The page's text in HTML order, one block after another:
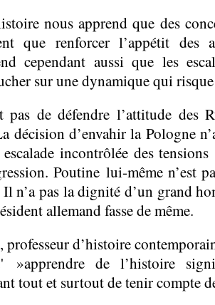
nous apprend que des
que renforcer l’appétit des
cependant aussi que les
sur une dynamique qui
de défendre l’attitude des
décision d’envahir la Pologne
escalade incontrôlée des
Poutine lui-même n’est
Il n’a pas la dignité d’un grand
allemand fasse de même.
d’histoire
»apprendre de l’histoire
tout et surtout de tenir compte